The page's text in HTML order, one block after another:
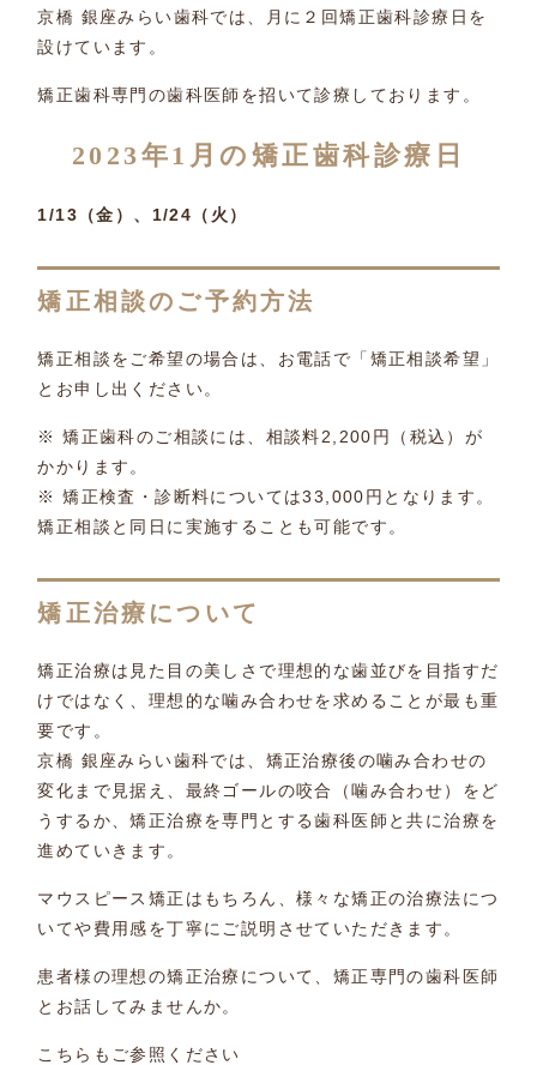
京橋 銀座みらい歯科では、月に２回矯正歯科診療日を
設けています。
矯正歯科専門の歯科医師を招いて診療しております。
2023年1月の矯正歯科診療日
1/13（金）、1/24（火）
矯正相談のご予約方法
矯正相談をご希望の場合は、お電話で「矯正相談希望」
とお申し出ください。
※ 矯正歯科のご相談には、相談料2,200円（税込）が
かかります。
※ 矯正検査・診断料については33,000円となります。
矯正相談と同日に実施することも可能です。
矯正治療について
矯正治療は見た目の美しさで理想的な歯並びを目指すだ
けではなく、理想的な噛み合わせを求めることが最も重
要です。
京橋 銀座みらい歯科では、矯正治療後の噛み合わせの
変化まで見据え、最終ゴールの咬合（噛み合わせ）をど
うするか、矯正治療を専門とする歯科医師と共に治療を
進めていきます。
マウスピース矯正はもちろん、様々な矯正の治療法につ
いてや費用感を丁寧にご説明させていただきます。
患者様の理想の矯正治療について、矯正専門の歯科医師
とお話してみませんか。
こちらもご参照ください